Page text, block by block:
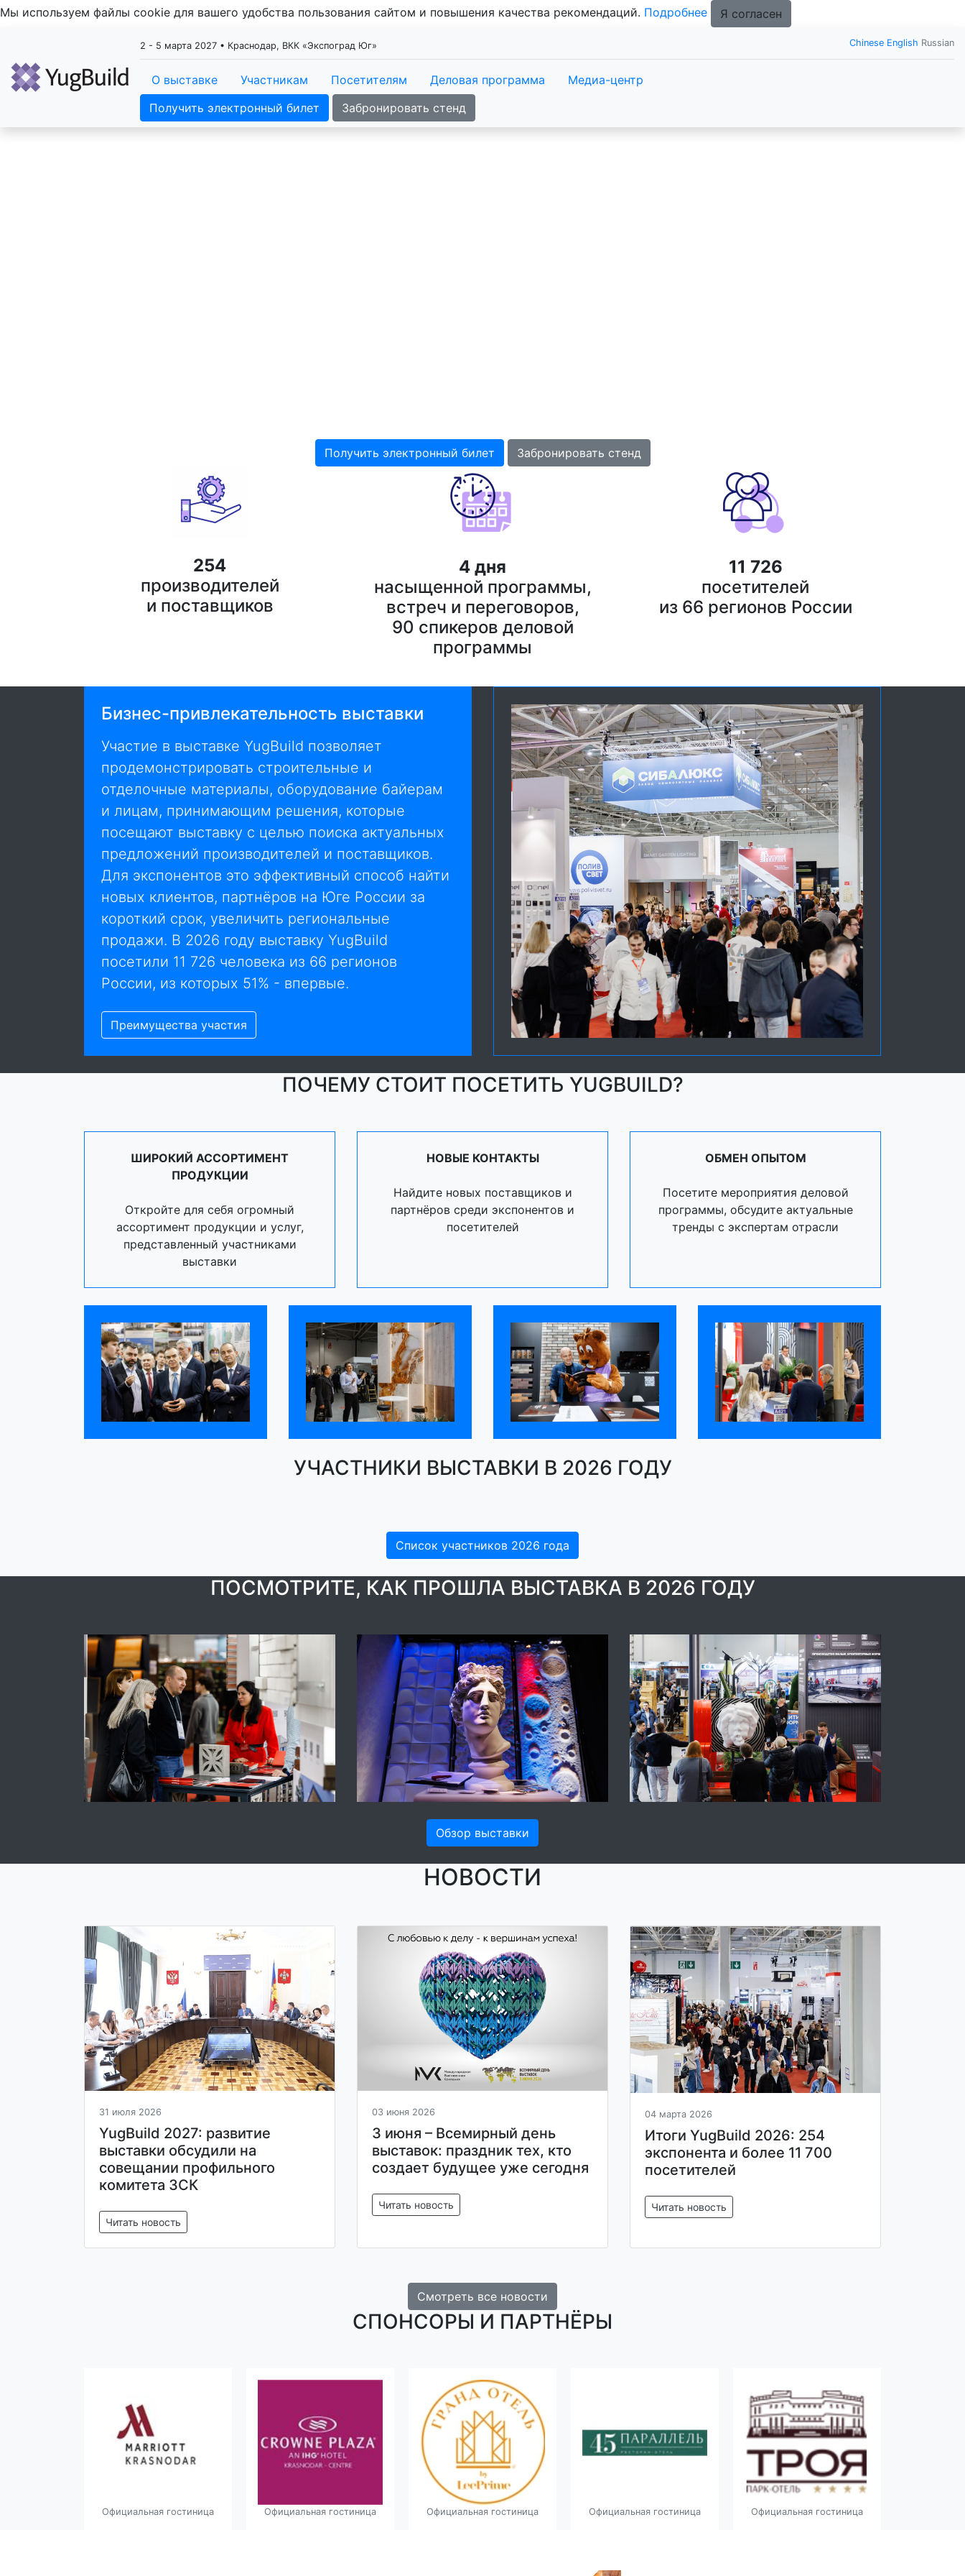
Мы используем файлы cookie для вашего удобства пользования сайтом и повышения качества рекомендаций. Подробнее Я согласен
2 - 5 марта 2027 • Краснодар, ВКК «Экспоград Юг» Chinese English Russian
О выставке Участникам Посетителям Деловая программа
Медиа-центр
Получить электронный билет
Забронировать стенд
Получить электронный билет Забронировать стенд
254
производителей
и поставщиков
4 дня
насыщенной программы,
встреч и переговоров,
90 спикеров деловой
программы
11 726
посетителей
из 66 регионов России
Бизнес-привлекательность выставки
Участие в выставке YugBuild позволяет
продемонстрировать строительные и
отделочные материалы, оборудование байерам
и лицам, принимающим решения, которые
посещают выставку с целью поиска актуальных
предложений производителей и поставщиков.
Для экспонентов это эффективный способ найти
новых клиентов, партнёров на Юге России за
короткий срок, увеличить региональные
продажи. В 2026 году выставку YugBuild
посетили 11 726 человека из 66 регионов
России, из которых 51% - впервые.
Преимущества участия
ПОЧЕМУ СТОИТ ПОСЕТИТЬ YUGBUILD?
ШИРОКИЙ АССОРТИМЕНТ
ПРОДУКЦИИ
Откройте для себя огромный
ассортимент продукции и услуг,
представленный участниками
выставки
НОВЫЕ КОНТАКТЫ
Найдите новых поставщиков и
партнёров среди экспонентов и
посетителей
ОБМЕН ОПЫТОМ
Посетите мероприятия деловой
программы, обсудите актуальные
тренды с экспертам отрасли
УЧАСТНИКИ ВЫСТАВКИ В 2026 ГОДУ
Список участников 2026 года
ПОСМОТРИТЕ, КАК ПРОШЛА ВЫСТАВКА В 2026 ГОДУ
Обзор выставки
НОВОСТИ
31 июля 2026
YugBuild 2027: развитие
выставки обсудили на
совещании профильного
комитета ЗСК
Читать новость
03 июня 2026
3 июня – Всемирный день
выставок: праздник тех, кто
создает будущее уже сегодня
Читать новость
04 марта 2026
Итоги YugBuild 2026: 254
экспонента и более 11 700
посетителей
Читать новость
Смотреть все новости
СПОНСОРЫ И ПАРТНЁРЫ
Официальная гостиница Официальная гостиница Официальная гостиница Официальная гостиница Официальная гостиница